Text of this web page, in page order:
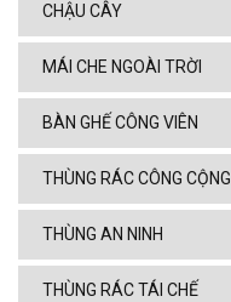
CHẬU CÂY
MÁI CHE NGOÀI TRỜI
BÀN GHẾ CÔNG VIÊN
THÙNG RÁC CÔNG CỘNG
THÙNG AN NINH
THÙNG RÁC TÁI CHẾ